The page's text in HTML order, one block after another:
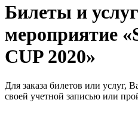
Билеты и
мероприятие
CUP 2020»
Для заказа билетов или услуг,
своей учетной записью или